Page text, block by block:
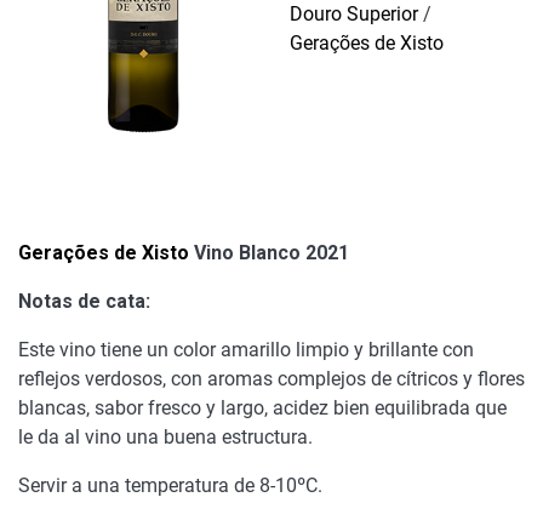
Douro Superior/
Gerações de Xisto
Gerações de Xisto Vino Blanco 2021
Notas de cata:
Este vino tiene un color amarillo limpio y brillante con
reflejos verdosos, con aromas complejos de cítricos y flores
blancas, sabor fresco y largo, acidez bien equilibrada que
le da al vino una buena estructura.
Servir a una temperatura de 8-10ºC.